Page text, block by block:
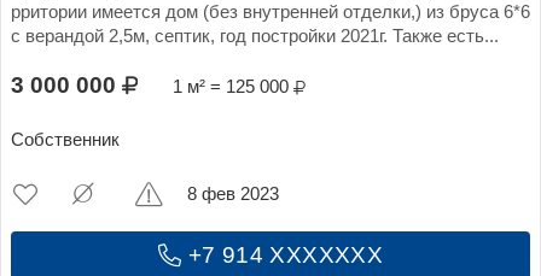
рритории имеется дом (без внутренней отделки,) из бруса 6*6
с верандой 2,5м, септик, год постройки 2021г. Также есть...
3 000 000 1 м² = 125 000
Собственник
+7 914 XXXXXXX
8 фев 2023